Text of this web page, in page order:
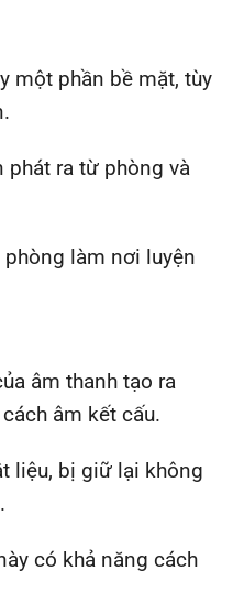
một phần bề mặt, tùy
phát ra từ phòng và
làm nơi luyện
âm thanh tạo ra
âm kết cấu.
liệu, bị giữ lại không
có khả năng cách